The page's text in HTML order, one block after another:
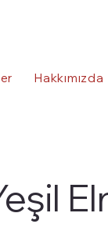
Hakkımızda